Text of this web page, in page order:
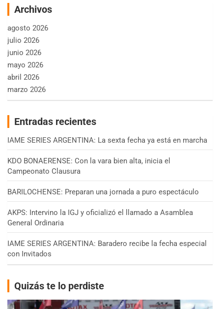
Archivos
agosto 2026
julio 2026
junio 2026
mayo 2026
abril 2026
marzo 2026
Entradas recientes
IAME SERIES ARGENTINA: La sexta fecha ya está en marcha
KDO BONAERENSE: Con la vara bien alta, inicia el
Campeonato Clausura
BARILOCHENSE: Preparan una jornada a puro espectáculo
AKPS: Intervino la IGJ y oficializó el llamado a Asamblea
General Ordinaria
IAME SERIES ARGENTINA: Baradero recibe la fecha especial
con Invitados
Quizás te lo perdiste